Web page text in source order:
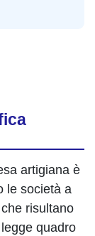
artigiana è
le società a
risultano
quadro